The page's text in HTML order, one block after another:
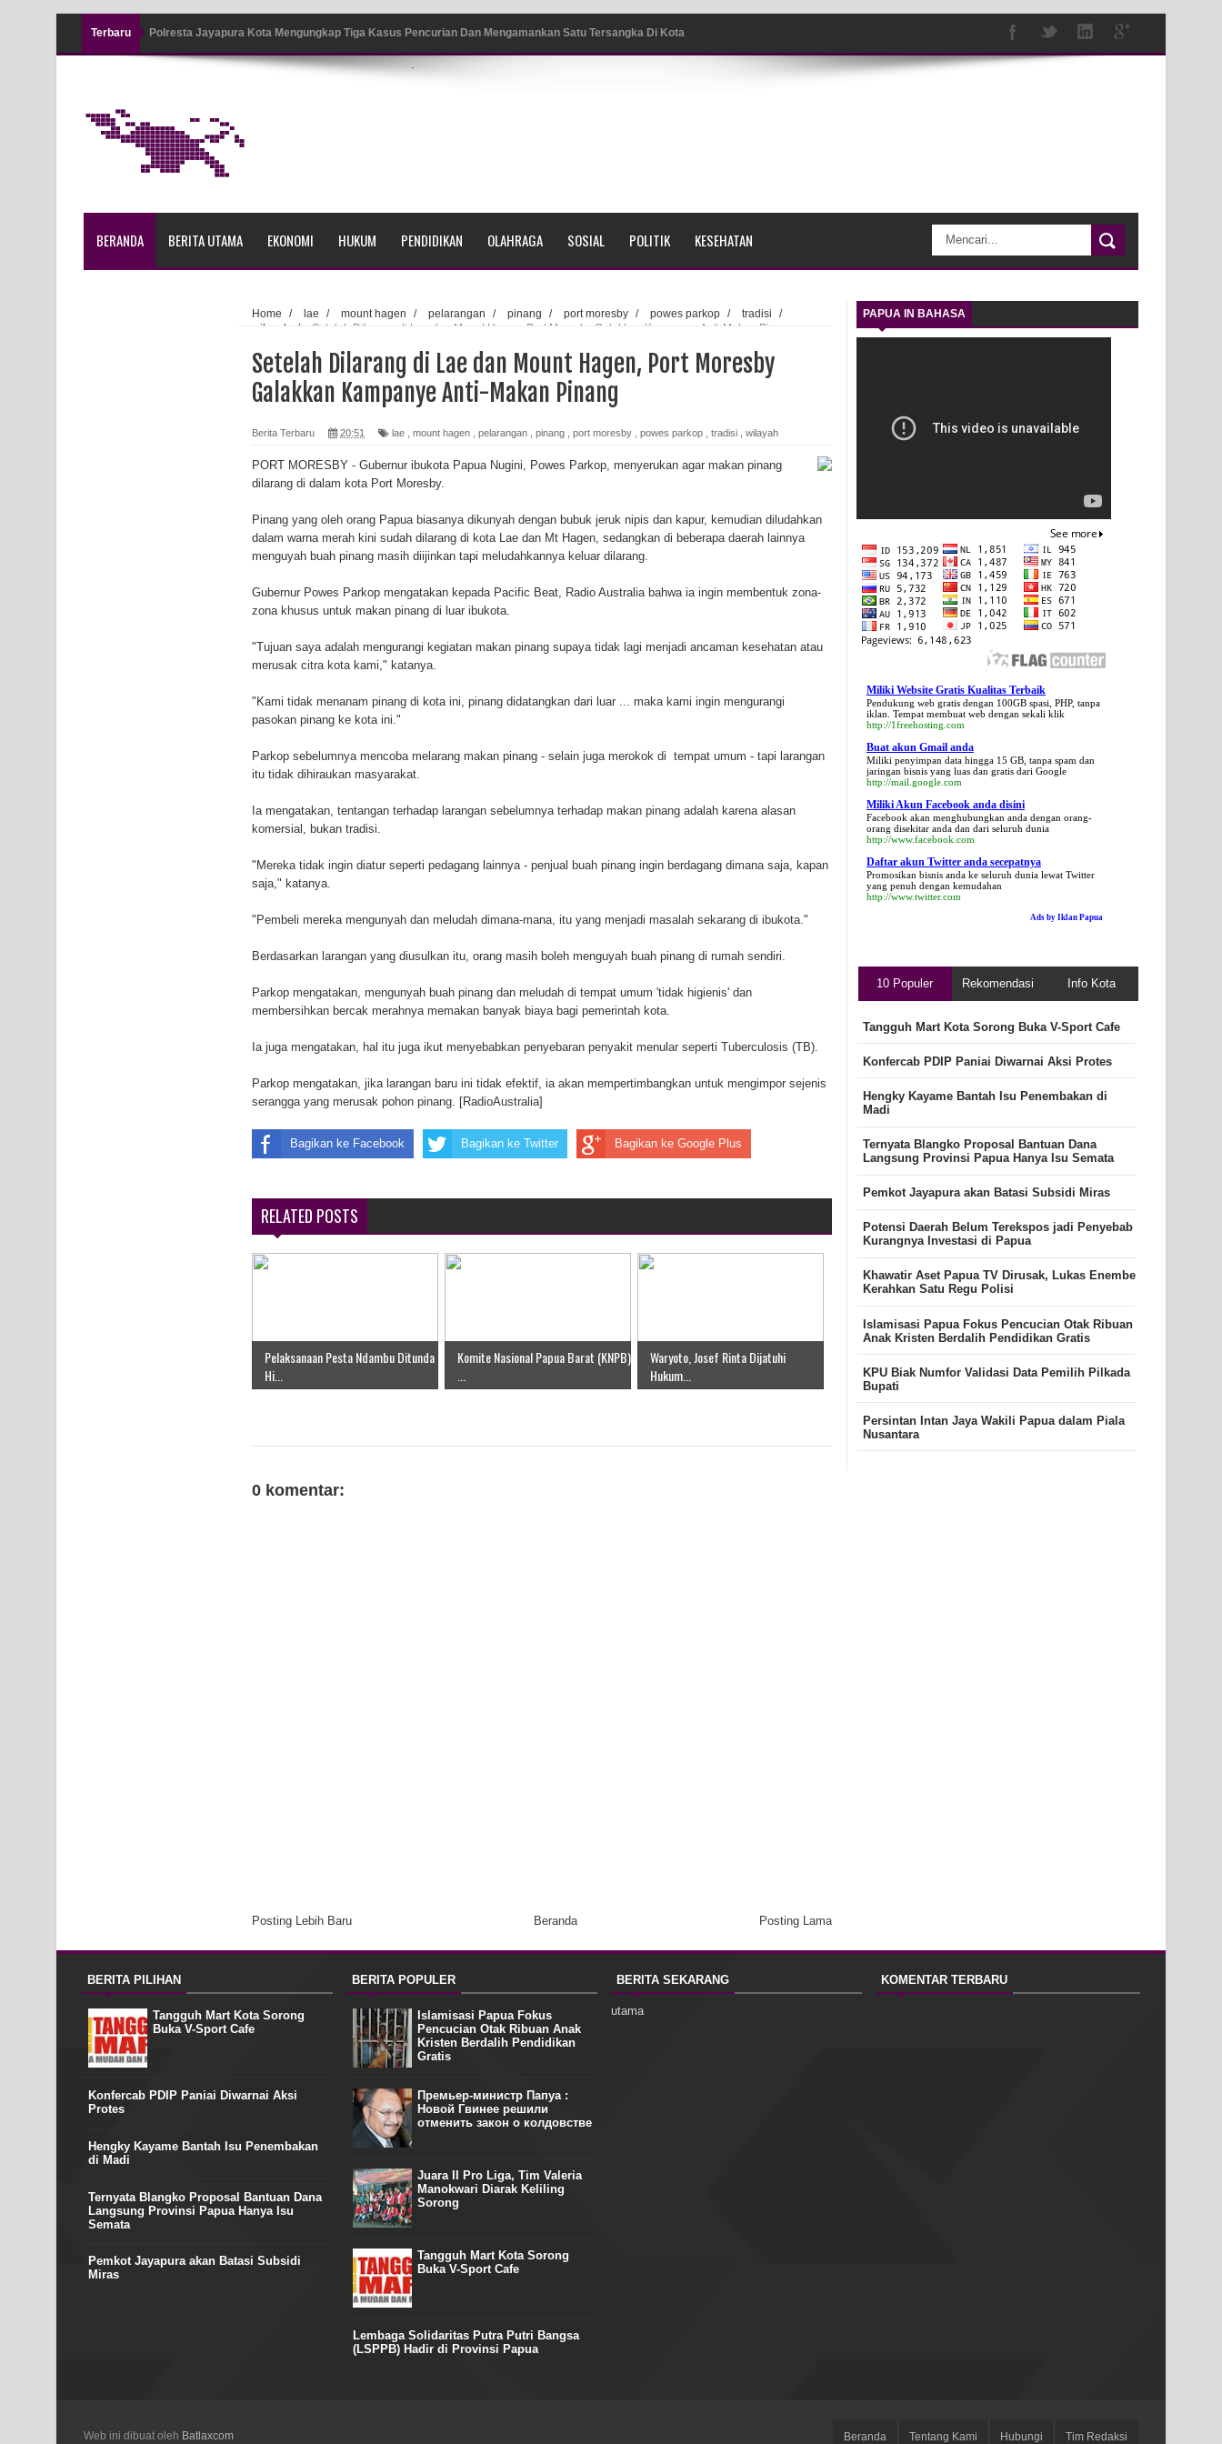
Terbaru Polresta Jayapura Kota Mengungkap Tiga Kasus Pencurian Dan Mengamankan Satu Tersangka Di Kota
Kapolresta Jayapura Kota Mengapresiasi Antusiasme Warga Saat Nonton Bareng Final Piala Dunia 2026 di
Lima Rumah Pribadi Terbakar Di Hamadi Jayapura Selatan
Polres Jayapura Terima Laporan Hilangnya Agustina Ester Bonsapia
Marthen Medlama Sebut Pemprov Papua Siapkan 1000 Kuota Beasiswa Mace
Indonesia Turns Remote Papua Frontier into National Food Belt with Mechanized Rice Expansion
Mantan Sekda Jayawijaya Jadi Tersangka Kasus Korupsi Jalan Lingkar
Papuan Artisans Take Center Stage at Indonesia's National Craft Anniversary in Makassar
Air Terjun Memti Pesona Tersembunyi di Kabupaten Pegunungan Arfak
Pencarian Hari Keenam Korban Hanyut di Air Terjun Memti Belum Hasil, Polisi Periksa Saksi dan Kerahkan
.
BERANDA BERITA UTAMA EKONOMI HUKUM PENDIDIKAN OLAHRAGA SOSIAL POLITIK KESEHATAN
Home / lae / mount hagen / pelarangan / pinang / port moresby / powes parkop / tradisi
/
wilayah
/ Setelah Dilarang di Lae dan Mount Hagen, Port Moresby Galakkan Kampanye Anti-Makan Pinang
Setelah Dilarang di Lae dan Mount Hagen, Port Moresby
Galakkan Kampanye Anti-Makan Pinang
Berita Terbaru 20:51 lae mount hagen pelarangan pinang port moresby powes parkop tradisi wilayah
PORT MORESBY - Gubernur ibukota Papua Nugini, Powes Parkop, menyerukan agar makan pinang
dilarang di dalam kota Port Moresby.
Pinang yang oleh orang Papua biasanya dikunyah dengan bubuk jeruk nipis dan kapur, kemudian diludahkan
dalam warna merah kini sudah dilarang di kota Lae dan Mt Hagen, sedangkan di beberapa daerah lainnya
menguyah buah pinang masih diijinkan tapi meludahkannya keluar dilarang.
Gubernur Powes Parkop mengatakan kepada Pacific Beat, Radio Australia bahwa ia ingin membentuk zona-
zona khusus untuk makan pinang di luar ibukota.
"Tujuan saya adalah mengurangi kegiatan makan pinang supaya tidak lagi menjadi ancaman kesehatan atau
merusak citra kota kami," katanya.
"Kami tidak menanam pinang di kota ini, pinang didatangkan dari luar ... maka kami ingin mengurangi
pasokan pinang ke kota ini."
Parkop sebelumnya mencoba melarang makan pinang - selain juga merokok di tempat umum - tapi larangan
itu tidak dihiraukan masyarakat.
Ia mengatakan, tentangan terhadap larangan sebelumnya terhadap makan pinang adalah karena alasan
komersial, bukan tradisi.
"Mereka tidak ingin diatur seperti pedagang lainnya - penjual buah pinang ingin berdagang dimana saja, kapan
saja," katanya.
"Pembeli mereka mengunyah dan meludah dimana-mana, itu yang menjadi masalah sekarang di ibukota."
Berdasarkan larangan yang diusulkan itu, orang masih boleh menguyah buah pinang di rumah sendiri.
Parkop mengatakan, mengunyah buah pinang dan meludah di tempat umum 'tidak higienis' dan
membersihkan bercak merahnya memakan banyak biaya bagi pemerintah kota.
Ia juga mengatakan, hal itu juga ikut menyebabkan penyebaran penyakit menular seperti Tuberculosis (TB).
Parkop mengatakan, jika larangan baru ini tidak efektif, ia akan mempertimbangkan untuk mengimpor sejenis
serangga yang merusak pohon pinang. [RadioAustralia]
Bagikan ke Facebook Bagikan ke Twitter Bagikan ke Google Plus
RELATED POSTS
Pelaksanaan Pesta Ndambu Ditunda
Hi...
Komite Nasional Papua Barat (KNPB)
Waryoto, Josef Rinta Dijatuhi
Hukum...
0 komentar:
Posting Lebih Baru Posting Lama
Beranda
PAPUA IN BAHASA
Miliki Website Gratis Kualitas Terbaik
Pendukung web gratis dengan 100GB spasi, PHP, tanpa
iklan. Tempat membuat web dengan sekali klik
http://1freehosting.com
Buat akun Gmail anda
Miliki penyimpan data hingga 15 GB, tanpa spam dan
jaringan bisnis yang luas dan gratis dari Google
http://mail.google.com
Miliki Akun Facebook anda disini
Facebook akan menghubungkan anda dengan orang-
orang disekitar anda dan dari seluruh dunia
http://www.facebook.com
Daftar akun Twitter anda secepatnya
Promosikan bisnis anda ke seluruh dunia lewat Twitter
yang penuh dengan kemudahan
http://www.twitter.com
Ads by Iklan Papua
10 Populer Rekomendasi Info Kota
Tangguh Mart Kota Sorong Buka V-Sport Cafe
Konfercab PDIP Paniai Diwarnai Aksi Protes
Hengky Kayame Bantah Isu Penembakan di
Madi
Ternyata Blangko Proposal Bantuan Dana
Langsung Provinsi Papua Hanya Isu Semata
Pemkot Jayapura akan Batasi Subsidi Miras
Potensi Daerah Belum Terekspos jadi Penyebab
Kurangnya Investasi di Papua
Khawatir Aset Papua TV Dirusak, Lukas Enembe
Kerahkan Satu Regu Polisi
Islamisasi Papua Fokus Pencucian Otak Ribuan
Anak Kristen Berdalih Pendidikan Gratis
KPU Biak Numfor Validasi Data Pemilih Pilkada
Bupati
Persintan Intan Jaya Wakili Papua dalam Piala
Nusantara
BERITA PILIHAN
Tangguh Mart Kota Sorong
Buka V-Sport Cafe
Konfercab PDIP Paniai Diwarnai Aksi
Protes
Hengky Kayame Bantah Isu Penembakan
di Madi
Ternyata Blangko Proposal Bantuan Dana
Langsung Provinsi Papua Hanya Isu
Semata
Pemkot Jayapura akan Batasi Subsidi
Miras
BERITA POPULER
Islamisasi Papua Fokus
Pencucian Otak Ribuan Anak
Kristen Berdalih Pendidikan
Gratis
Премьер-министр Папуа :
Новой Гвинее решили
отменить закон о колдовстве
Juara II Pro Liga, Tim Valeria
Manokwari Diarak Keliling
Sorong
Tangguh Mart Kota Sorong
Buka V-Sport Cafe
Lembaga Solidaritas Putra Putri Bangsa
(LSPPB) Hadir di Provinsi Papua
BERITA SEKARANG
utama
KOMENTAR TERBARU
Web ini dibuat oleh Batlaxcom Beranda Tentang Kami Hubungi Tim Redaksi